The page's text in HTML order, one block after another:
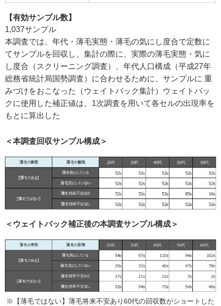
【有効サンプル数】
1,037サンプル
本調査では、年代・薄毛実態・薄毛の気にし度合で定数に
てサンプルを回収し、集計の際に、実際の薄毛実態・気に
し度合（スクリーニング調査）、年代人口構成（平成27年
総務省統計局国勢調査）に合わせるために、サンプルに 重
みづけをおこなった（ウェイトバック集計）ウェイトバッ
クに使用した補正値は、1次調査を用いて各セルの出現率を
もとに算出した
＜本調査回収サンプル構成＞
＜ウェイトバック補正後の本調査サンプル構成＞
※【薄毛ではない】薄毛将来不安あり60代の回収数がショートした